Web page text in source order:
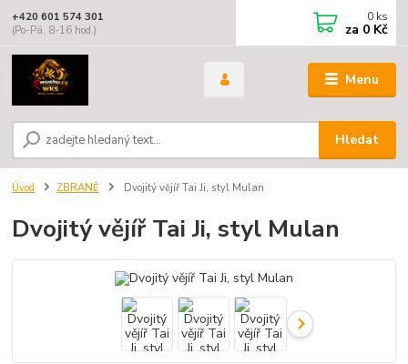
Menu
Hledat
+420 601 574 301
(Po-Pá, 8-16 hod.)
0 ks
za 0 Kč
Úvod ZBRANĚ Dvojitý vějíř Tai Ji, styl Mulan
Dvojitý vějíř Tai Ji, styl Mulan